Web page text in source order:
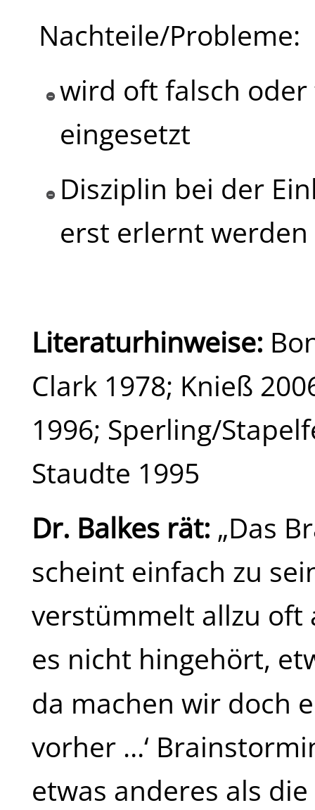
Nachteile/Probleme:
wird oft falsch
eingesetzt
Disziplin bei der
erst erlernt werden
Literaturhinweise:
Clark 1978; Knieß
1996; Sperling/
Staudte 1995
Dr. Balkes rät: „Das
scheint einfach zu
verstümmelt allzu oft
es nicht hingehört,
da machen wir doch
vorher …‘
etwas anderes als